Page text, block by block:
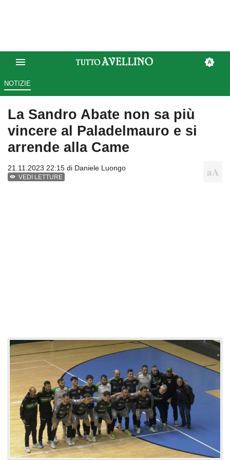
NOTIZIE
La Sandro Abate non sa più
vincere al Paladelmauro e si
arrende alla Came
21.11.2023 22:15 di Daniele Luongo
VEDI LETTURE